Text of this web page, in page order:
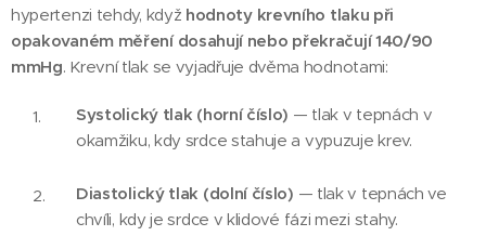
hypertenzi tehdy, když hodnoty krevního tlaku při
opakovaném měření dosahují nebo překračují 140/90
mmHg. Krevní tlak se vyjadřuje dvěma hodnotami:
Systolický tlak (horní číslo) — tlak v tepnách v
okamžiku, kdy srdce stahuje a vypuzuje krev.
Diastolický tlak (dolní číslo) — tlak v tepnách ve
chvíli, kdy je srdce v klidové fázi mezi stahy.